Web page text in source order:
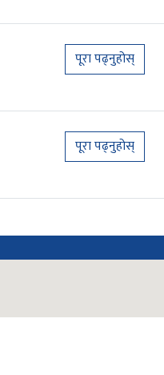
पूरा पढ्नुहोस्
पूरा पढ्नुहोस्